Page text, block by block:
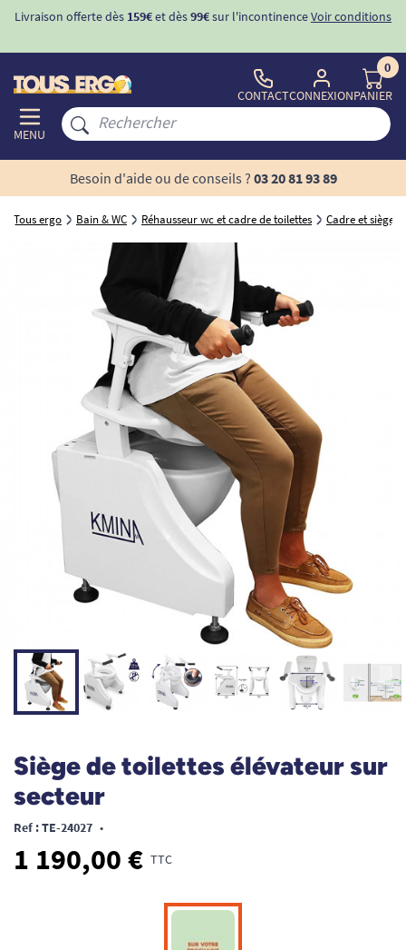
Livraison offerte dès 159€et dès99€sur l'incontinenceVoir conditions
MENU
CONTACTCONNEXION
0
PANIER
Besoin d'aide ou de conseils ? 03 20 81 93 89
Tous ergo Bain & WC Réhausseur wc et cadre de toilettes Cadre et siège
Siège de toilettes élévateur sur
secteur
Ref : TE-24027 •
1 190,00 € TTC